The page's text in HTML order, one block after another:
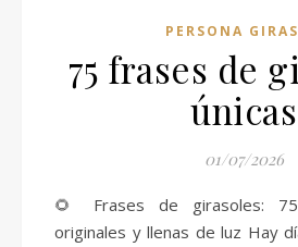
PERSONA
75 frases de
únicas
01/07/2026
🌻 Frases de girasoles: 75 frases bonitas,
originales y llenas de luz Hay